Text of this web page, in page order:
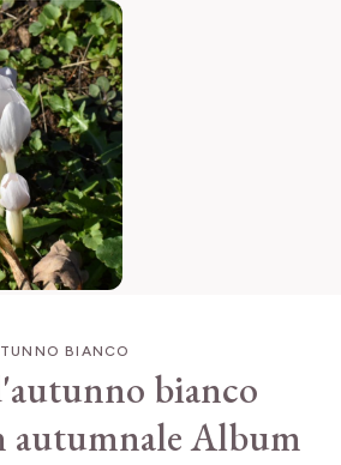
BIANCO
bianco
autumnale Album